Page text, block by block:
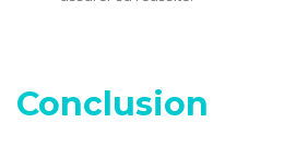
Conclusion